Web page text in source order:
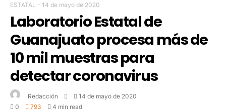
ESTATAL - 14 de mayo de 2020
Laboratorio Estatal de
Guanajuato procesa más de
10 mil muestras para
detectar coronavirus
Redacción
14 de mayo de 2020
0
793 4 min read